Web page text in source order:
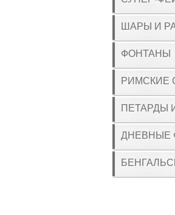
ШАРЫ И
ФОНТАНЫ
РИМСКИЕ
ПЕТАРДЫ
ДНЕВНЫЕ